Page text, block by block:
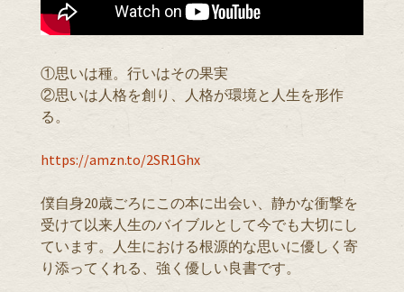
①思いは種。行いはその果実
②思いは人格を創り、人格が環境と人生を形作
る。
https://amzn.to/2SR1Ghx
僕自身20歳ごろにこの本に出会い、静かな衝撃を
受けて以来人生のバイブルとして今でも大切にし
ています。人生における根源的な思いに優しく寄
り添ってくれる、強く優しい良書です。